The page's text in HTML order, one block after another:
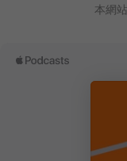
本網